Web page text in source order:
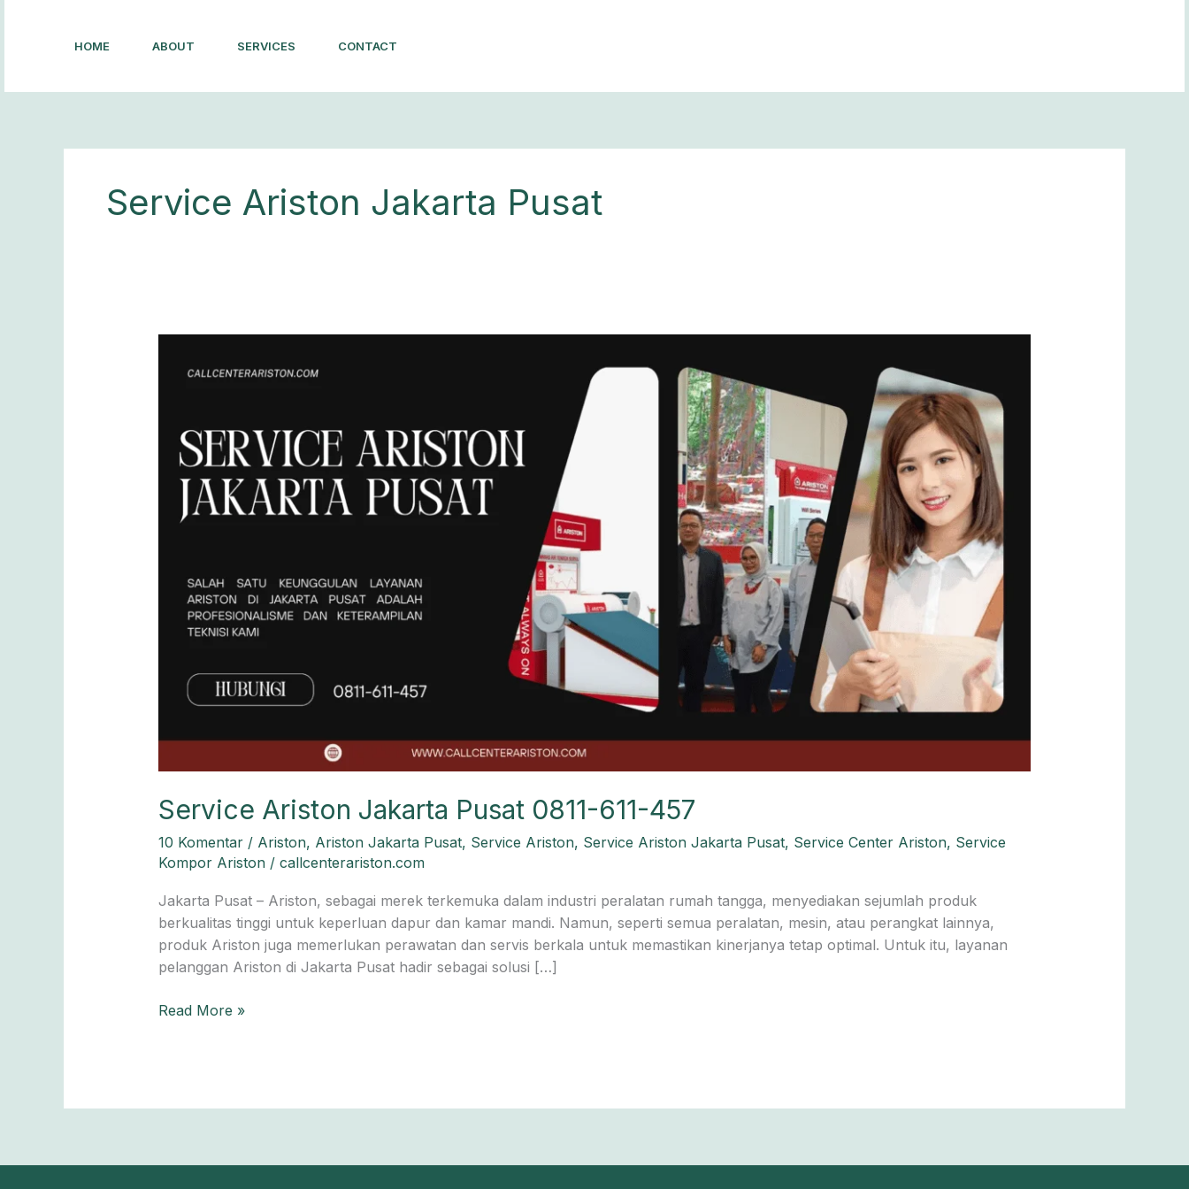
HOME ABOUT SERVICES CONTACT
Service Ariston Jakarta Pusat
Service Ariston Jakarta Pusat 0811-611-457
10 Komentar / Ariston, Ariston Jakarta Pusat, Service Ariston, Service Ariston Jakarta Pusat, Service Center Ariston, Service
Kompor Ariston/ callcenterariston.com
Jakarta Pusat – Ariston, sebagai merek terkemuka dalam industri peralatan rumah tangga, menyediakan sejumlah produk
berkualitas tinggi untuk keperluan dapur dan kamar mandi. Namun, seperti semua peralatan, mesin, atau perangkat lainnya,
produk Ariston juga memerlukan perawatan dan servis berkala untuk memastikan kinerjanya tetap optimal. Untuk itu, layanan
pelanggan Ariston di Jakarta Pusat hadir sebagai solusi […]
Ariston
0811-
611-
457
Read More »